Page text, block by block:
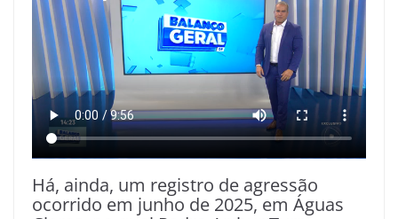
Há, ainda, um registro de agressão
ocorrido em junho de 2025, em Águas